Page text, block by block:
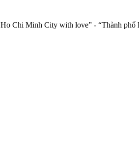
Chi Minh City with love” - “Thành